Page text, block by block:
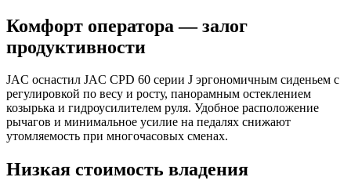
Комфорт оператора — залог
продуктивности
JAC оснастил JAC CPD 60 серии J эргономичным сиденьем с
регулировкой по весу и росту, панорамным остеклением
козырька и гидроусилителем руля. Удобное расположение
рычагов и минимальное усилие на педалях снижают
утомляемость при многочасовых сменах.
Низкая стоимость владения